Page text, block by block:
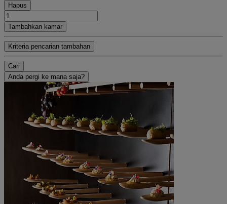
Hapus
Tambahkan kamar
Kriteria pencarian tambahan
Cari
Anda pergi ke mana saja?